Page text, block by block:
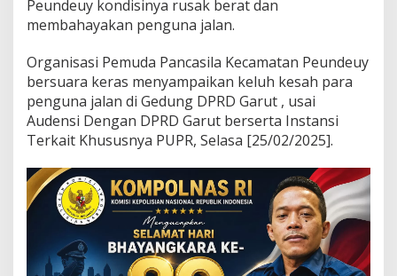
P
A
C
P
P
P
e
u
n
d
e
u
y
S
a
m
p
Peundeuy kondisinya rusak berat dan
membahayakan penguna jalan.
Organisasi Pemuda Pancasila Kecamatan Peundeuy
bersuara keras menyampaikan keluh kesah para
penguna jalan di Gedung DPRD Garut , usai
Audensi Dengan DPRD Garut berserta Instansi
Terkait Khususnya PUPR, Selasa [25/02/2025].